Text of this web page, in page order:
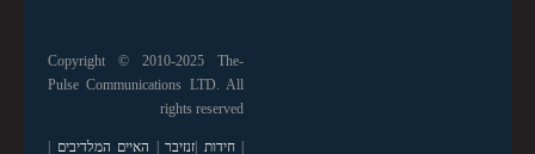
Copyright © 2010-2025 The-
Pulse Communications LTD. All
rights reserved
|חידות |זנזיבר | האיים המלדיבים |